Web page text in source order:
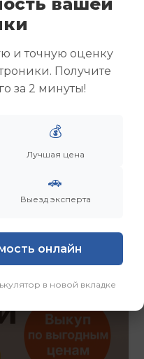
еще
и точную оценку
Получите
за 2 минуты!
💰
Лучшая цена
🚗
Выезд эксперта
онлайн
в новой вкладке